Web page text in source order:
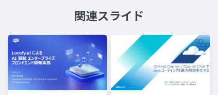
関連スライド